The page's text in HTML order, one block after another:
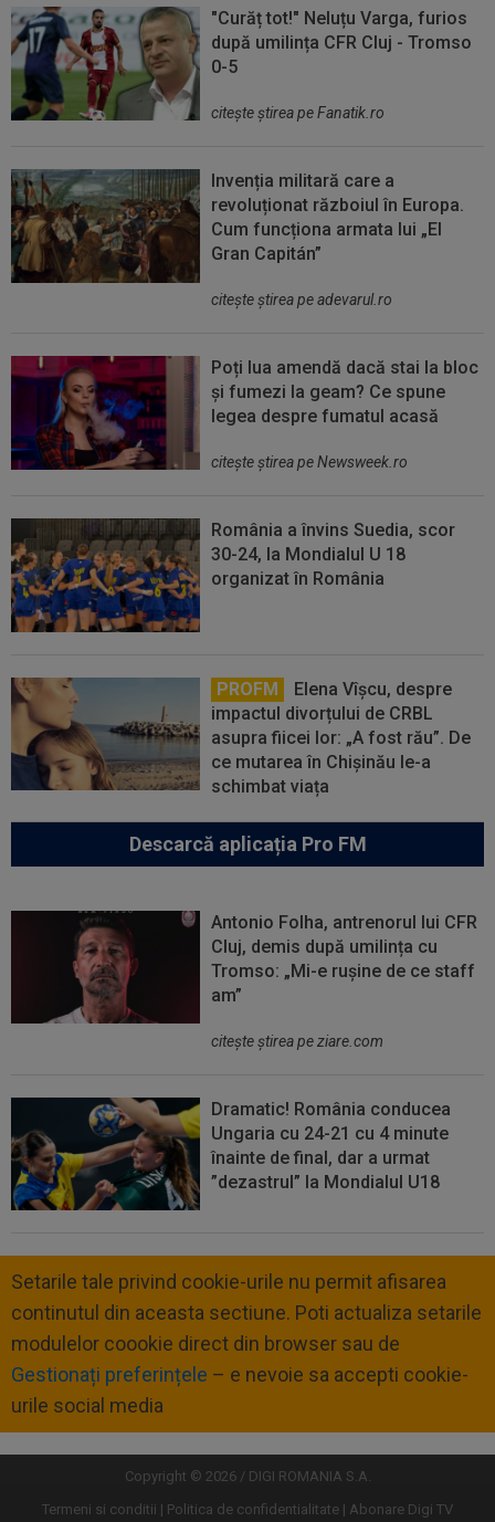
"Curăț tot!" Neluțu Varga, furios
după umilința CFR Cluj - Tromso
0-5
citeşte ştirea pe Fanatik.ro
Invenția militară care a
revoluționat războiul în Europa.
Cum funcționa armata lui „El
Gran Capitán”
citeşte ştirea pe adevarul.ro
Poți lua amendă dacă stai la bloc
și fumezi la geam? Ce spune
legea despre fumatul acasă
citeşte ştirea pe Newsweek.ro
România a învins Suedia, scor
30-24, la Mondialul U 18
organizat în România
PROFM
Elena Vîșcu, despre
impactul divorțului de CRBL
asupra fiicei lor: „A fost rău”. De
ce mutarea în Chișinău le-a
schimbat viața
Descarcă aplicația Pro FM
Antonio Folha, antrenorul lui CFR
Cluj, demis după umilința cu
Tromso: „Mi-e rușine de ce staff
am”
citeşte ştirea pe ziare.com
Dramatic! România conducea
Ungaria cu 24-21 cu 4 minute
înainte de final, dar a urmat
”dezastrul” la Mondialul U18
Setarile tale privind cookie-urile nu permit afisarea
continutul din aceasta sectiune. Poti actualiza setarile
modulelor coookie direct din browser sau de
Gestionați preferințele – e nevoie sa accepti cookie-
urile social media
Copyright © 2026 / DIGI ROMANIA S.A.
Termeni si conditii
Politica de confidentialitate Abonare Digi TV